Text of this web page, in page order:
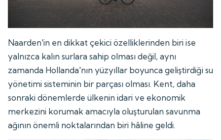
Naarden'in en dikkat çekici özelliklerinden biri ise
yalnızca kalın surlara sahip olması değil, aynı
zamanda Hollanda'nın yüzyıllar boyunca geliştirdiği su
yönetimi sisteminin bir parçası olması. Kent, daha
sonraki dönemlerde ülkenin idari ve ekonomik
merkezini korumak amacıyla oluşturulan savunma
ağının önemli noktalarından biri hâline geldi.